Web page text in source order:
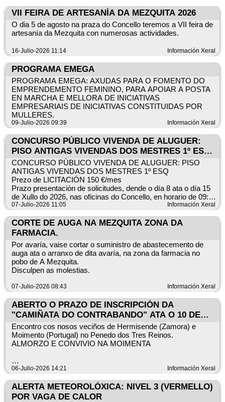
feminino.
BENEFICIARIOS: Aquelas persoas que resultasen
beneficiarias da convocatoria do ano 2025, e persoas físicas
que teñan iniciada a súa actividade empresarial ou profesional
por conta propia a partir do 1 de maio de 2025, nalgún dos
municipios da provincia de Ourense, e cumpran os demais
requisitos establecidos nesta convocatoria, todas elas pasarán
a formar parte da Rede EmprendOU en feminino, promovida
pola Deputación Provincial de Ourense como instrumento de
impulso ao emprendemento feminino na provincia.
dous tramos. O primeiro tramo terá carácter fixo e o importe
ascende a 915,75 € por persoa solicitante que cumpra todos
os requisitos previstos nestas bases. E o segundo, con
carácter complementario e só procederá si hai remanente e
repartirase en partes iguais entre todas as solicitudes que
resulten beneficiarias.
O prazo vai dende o 23 de xullo ata o 30 de outubro do 2026,
se non se esgota o crédito.
Para calquera dúbida poden acudir ás oficinas do Concello en
horario de 9:00 a 14:30 horas.
VII FEIRA DE ARTESANÍA DA MEZQUITA 2026
O dia 5 de agosto na praza do Concello teremos a VII feira de
artesanía da Mezquita con numerosas actividades.
16-Julio-2026 11:14 Información Xeral
PROGRAMA EMEGA
PROGRAMA EMEGA: AXUDAS PARA O FOMENTO DO
EMPRENDEMENTO FEMININO, PARA APOIAR A POSTA
EN MARCHA E MELLORA DE INICIATIVAS
EMPRESARIAIS DE INICIATIVAS CONSTITUIDAS POR
MULLERES.
09-Julio-2026 09:39 Información Xeral
CONCURSO PÚBLICO VIVENDA DE ALUGUER:
PISO ANTIGAS VIVENDAS DOS MESTRES 1º ESQ
Prezo de licitación 150 €/mes
CONCURSO PÚBLICO VIVENDA DE ALUGUER: PISO
ANTIGAS VIVENDAS DOS MESTRES 1º ESQ
Prezo de LICITACIÓN 150 €/mes
Prazo presentación de solicitudes, dende o día 8 ata o día 15
de Xullo do 2026, nas oficinas do Concello, en horario de 09:00
a 14:00 horas.
— Incremento do Prezo do aluguer mensual até 50 puntos.
— Por cada habitante empadroado no Concello da Mezquita
— Por non ser titular de outra vivenda no Concello 15 puntos
RESTO DE CONDICIÓNS E MODELO DE SOLICITUDE:
PÁXINA WEB (www.amezquita.gal) E OFICINAS
MUNICIPAIS DO CONCELLO DE A MEZQUITA
07-Julio-2026 11:05 Información Xeral
CORTE DE AUGA NA MEZQUITA ZONA DA
FARMACIA.
Por avaría, vaise cortar o suministro de abastecemento de
auga ata o arranxo de dita avaría, na zona da farmacia no
pobo de A Mezquita.
Disculpen as molestias.
07-Julio-2026 08:43 Información Xeral
ABERTO O PRAZO DE INSCRIPCIÓN DA
"CAMIÑATA DO CONTRABANDO" ATA O 10 DE
XULLO
Encontro cos nosos veciños de Hermisende (Zamora) e
Moimento (Portugal) no Penedo dos Tres Reinos.
ALMORZO E CONVIVIO NA MOIMENTA
DÍA DA CAMIÑATA: 12 de xullo (DOMINGO)
LUGAR: Praza de Chaguazoso
06-Julio-2026 14:21 Información Xeral
ALERTA METEOROLÓXICA: NIVEL 3 (VERMELLO)
POR VAGA DE CALOR